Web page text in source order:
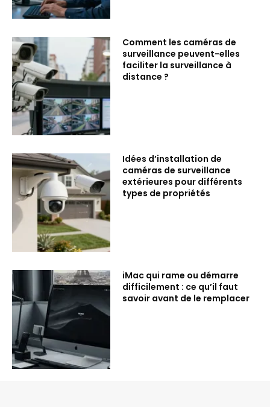
Comment les caméras de
surveillance peuvent-elles
faciliter la surveillance à
distance ?
Idées d’installation de
caméras de surveillance
extérieures pour différents
types de propriétés
iMac qui rame ou démarre
difficilement : ce qu’il faut
savoir avant de le remplacer